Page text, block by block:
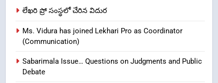
8
లేఖరి ప్రో సంస్థలో చేరిన విదుర
Ms. Vidura has joined Lekhari Pro as Coordinator
(Communication)
Sabarimala Issue… Questions on Judgments and Public
Debate